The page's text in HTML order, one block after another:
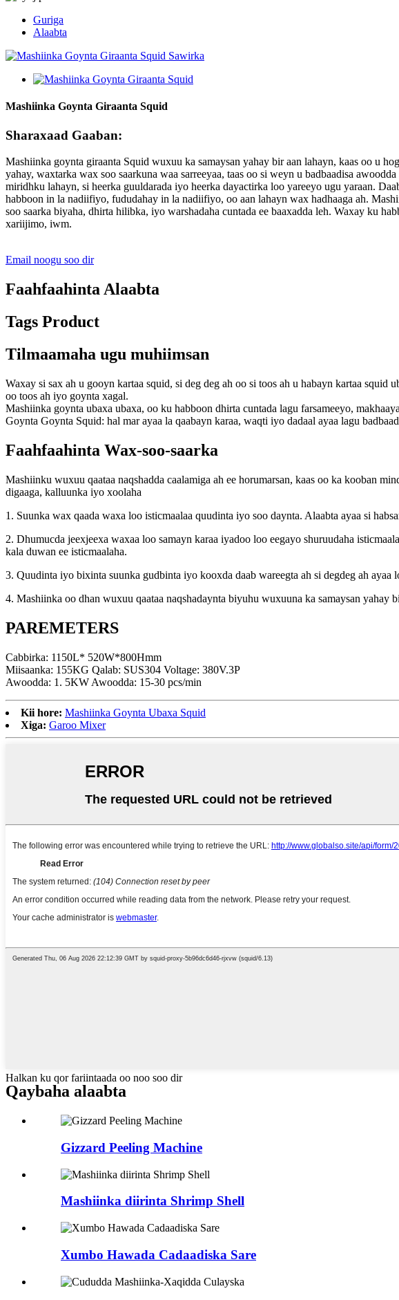
Guriga
Alaabta
Mashiinka Goynta Giraanta Squid
Sharaxaad Gaaban:
Mashiinka goynta giraanta Squid wuxuu ka samaysan yahay bir aan lahayn, kaas oo u
yahay, waxtarka wax soo saarkuna waa sarreeyaa, taas oo si weyn u badbaadisa
miridhku lahayn, si heerka guuldarada iyo heerka dayactirka loo yareeyo ugu yaraan.
habboon in la nadiifiyo, fududahay in la nadiifiyo, oo aan lahayn wax hadhaaga ah.
soo saarka biyaha, dhirta hilibka, iyo warshadaha cuntada ee baaxadda leh. Waxay ku
xariijimo, iwm.
Email noogu soo dir
Faahfaahinta Alaabta
Tags Product
Tilmaamaha ugu muhiimsan
Waxay si sax ah u gooyn kartaa squid, si deg deg ah oo si toos ah u habayn kartaa
oo toos ah iyo goynta xagal.
Mashiinka goynta ubaxa ubaxa, oo ku habboon dhirta cuntada lagu farsameeyo,
Goynta Goynta Squid: hal mar ayaa la qaabayn karaa, waqti iyo dadaal ayaa lagu
Faahfaahinta Wax-soo-saarka
Mashiinku wuxuu qaataa naqshadda caalamiga ah ee horumarsan, kaas oo ka kooban
digaaga, kalluunka iyo xoolaha
1. Suunka wax qaada waxa loo isticmaalaa quudinta iyo soo daynta. Alaabta ayaa si
2. Dhumucda jeexjeexa waxaa loo samayn karaa iyadoo loo eegayo shuruudaha
kala duwan ee isticmaalaha.
3. Quudinta iyo bixinta suunka gudbinta iyo kooxda daab wareegta ah si degdeg ah
4. Mashiinka oo dhan wuxuu qaataa naqshadaynta biyuhu wuxuuna ka samaysan yahay
PAREMETERS
Cabbirka: 1150L* 520W*800Hmm
Miisaanka: 155KG Qalab: SUS304 Voltage: 380V.3P
Awoodda: 1. 5KW Awoodda: 15-30 pcs/min
Kii hore: Mashiinka Goynta Ubaxa Squid
Xiga: Garoo Mixer
Halkan ku qor fariintaada oo noo soo dir
Qaybaha alaabta
Gizzard Peeling Machine
Mashiinka diirinta Shrimp Shell
Xumbo Hawada Cadaadiska Sare